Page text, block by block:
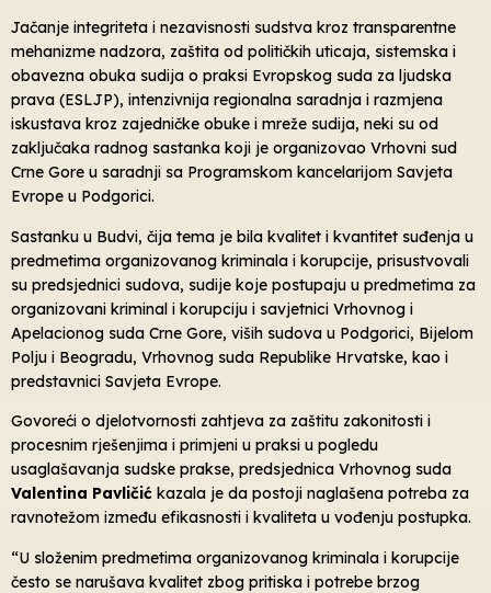
Jačanje integriteta i nezavisnosti sudstva kroz transparentne
mehanizme nadzora, zaštita od političkih uticaja, sistemska i
obavezna obuka sudija o praksi Evropskog suda za ljudska
prava (ESLJP), intenzivnija regionalna saradnja i razmjena
iskustava kroz zajedničke obuke i mreže sudija, neki su od
zaključaka radnog sastanka koji je organizovao Vrhovni sud
Crne Gore u saradnji sa Programskom kancelarijom Savjeta
Evrope u Podgorici.
Sastanku u Budvi, čija tema je bila kvalitet i kvantitet suđenja u
predmetima organizovanog kriminala i korupcije, prisustvovali
su predsjednici sudova, sudije koje postupaju u predmetima za
organizovani kriminal i korupciju i savjetnici Vrhovnog i
Apelacionog suda Crne Gore, viših sudova u Podgorici, Bijelom
Polju i Beogradu, Vrhovnog suda Republike Hrvatske, kao i
predstavnici Savjeta Evrope.
Govoreći o djelotvornosti zahtjeva za zaštitu zakonitosti i
procesnim rješenjima i primjeni u praksi u pogledu
usaglašavanja sudske prakse, predsjednica Vrhovnog suda
Valentina Pavličić kazala je da postoji naglašena potreba za
ravnotežom između efikasnosti i kvaliteta u vođenju postupka.
“U složenim predmetima organizovanog kriminala i korupcije
često se narušava kvalitet zbog pritiska i potrebe brzog